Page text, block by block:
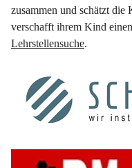
zusammen und schätzt die
verschafft ihrem Kind
Lehrstellensuche.